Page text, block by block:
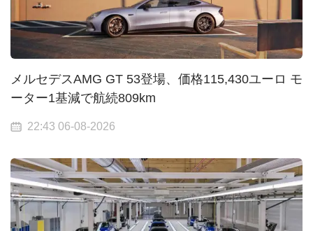
メルセデスAMG GT 53登場、価格115,430ユーロ モ
ーター1基減で航続809km
22:43 06-08-2026